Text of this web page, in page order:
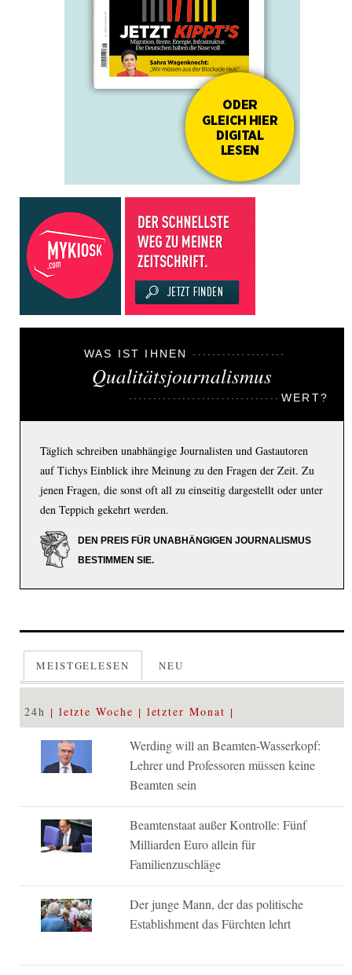
WAS IST IHNEN
Qualitätsjournalismus
WERT?
Täglich schreiben unabhängige Journalisten und Gastautoren
auf Tichys Einblick ihre Meinung zu den Fragen der Zeit. Zu
jenen Fragen, die sonst oft all zu einseitig dargestellt oder unter
den Teppich gekehrt werden.
DEN PREIS FÜR UNABHÄNGIGEN JOURNALISMUS
BESTIMMEN SIE.
MEISTGELESEN NEU
24h letzte Woche letzter Monat
Werding will an Beamten-Wasserkopf:
Lehrer und Professoren müssen keine
Beamten sein
Beamtenstaat außer Kontrolle: Fünf
Milliarden Euro allein für
Familienzuschläge
Der junge Mann, der das politische
Establishment das Fürchten lehrt